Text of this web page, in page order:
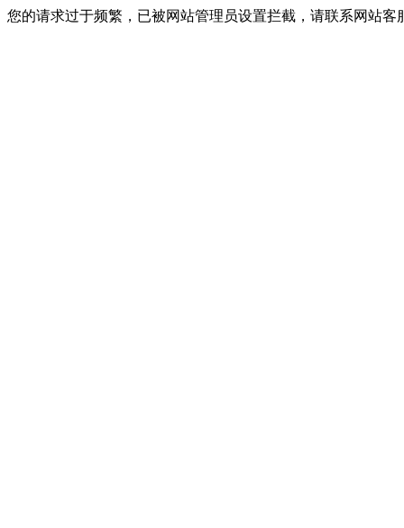
您的请求过于频繁，已被网站管理员设置拦截，请联系网站客